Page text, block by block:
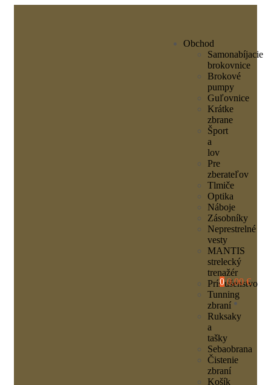
Obchod
Samonabíjacie
brokovnice
Brokové
pumpy
Guľovnice
Krátke
zbrane
Šport
a
lov
Pre
zberateľov
Tlmiče
Optika
Náboje
Zásobníky
Neprestrelné
vesty
MANTIS
strelecký
trenažér
Príslušenstvo
Tunning
zbraní
Ruksaky
a
tašky
Sebaobrana
Čistenie
zbraní
Košík
0 0,00 €